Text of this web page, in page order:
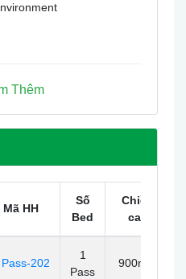
Wall
44 - 46
Impregnated Carbon,
Thêm
Mã HH
Số
Bed
Chiều
cao
Pass-202
1
Pass
900mm